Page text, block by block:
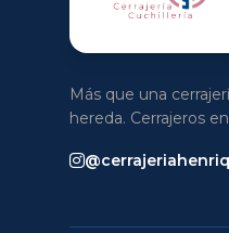
Más que una
hereda. Cerrajeros